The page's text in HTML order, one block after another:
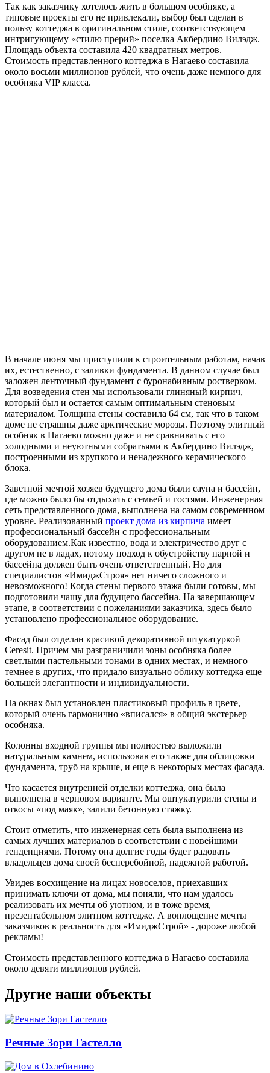
Так как заказчику хотелось жить в большом особняке, а
типовые проекты его не привлекали, выбор был сделан в
пользу коттеджа в оригинальном стиле, соответствующем
интригующему «стилю прерий» поселка Акбердино Вилэдж.
Площадь объекта составила 420 квадратных метров.
Стоимость представленного коттеджа в Нагаево составила
около восьми миллионов рублей, что очень даже немного для
особняка VIP класса.
В начале июня мы приступили к строительным работам, начав
их, естественно, с заливки фундамента. В данном случае был
заложен ленточный фундамент с буронабивным ростверком.
Для возведения стен мы использовали глиняный кирпич,
который был и остается самым оптимальным стеновым
материалом. Толщина стены составила 64 см, так что в таком
доме не страшны даже арктические морозы. Поэтому элитный
особняк в Нагаево можно даже и не сравнивать с его
холодными и неуютными собратьями в Акбердино Вилэдж,
построенными из хрупкого и ненадежного керамического
блока.
Заветной мечтой хозяев будущего дома были сауна и бассейн,
где можно было бы отдыхать с семьей и гостями. Инженерная
сеть представленного дома, выполнена на самом современном
уровне. Реализованный проект дома из кирпича имеет
профессиональный бассейн с профессиональным
оборудованием.Как известно, вода и электричество друг с
другом не в ладах, потому подход к обустройству парной и
бассейна должен быть очень ответственный. Но для
специалистов «ИмиджСтроя» нет ничего сложного и
невозможного! Когда стены первого этажа были готовы, мы
подготовили чашу для будущего бассейна. На завершающем
этапе, в соответствии с пожеланиями заказчика, здесь было
установлено профессиональное оборудование.
Фасад был отделан красивой декоративной штукатуркой
Ceresit. Причем мы разграничили зоны особняка более
светлыми пастельными тонами в одних местах, и немного
темнее в других, что придало визуально облику коттеджа еще
большей элегантности и индивидуальности.
На окнах был установлен пластиковый профиль в цвете,
который очень гармонично «вписался» в общий экстерьер
особняка.
Колонны входной группы мы полностью выложили
натуральным камнем, использовав его также для облицовки
фундамента, труб на крыше, и еще в некоторых местах фасада.
Что касается внутренней отделки коттеджа, она была
выполнена в черновом варианте. Мы оштукатурили стены и
откосы «под маяк», залили бетонную стяжку.
Стоит отметить, что инженерная сеть была выполнена из
самых лучших материалов в соответствии с новейшими
тенденциями. Потому она долгие годы будет радовать
владельцев дома своей бесперебойной, надежной работой.
Увидев восхищение на лицах новоселов, приехавших
принимать ключи от дома, мы поняли, что нам удалось
реализовать их мечты об уютном, и в тоже время,
презентабельном элитном коттедже. А воплощение мечты
заказчиков в реальность для «ИмиджСтрой» - дороже любой
рекламы!
Стоимость представленного коттеджа в Нагаево составила
около девяти миллионов рублей.
Другие наши объекты
Речные Зори Гастелло